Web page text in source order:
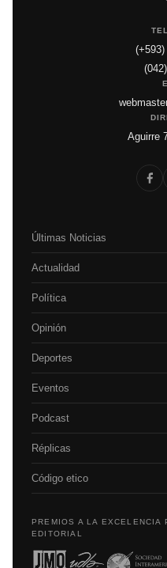
(+593)
Aguirre
Últimas Noticias
Actualidad
Política
Opinión
Deportes
Eventos
Podcast
Réplicas
Código etico
PREMIOS A LA EXCELENCIA
EDITORIAL